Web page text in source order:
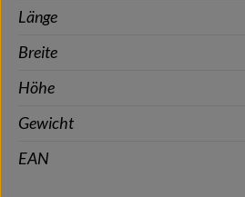
Länge
Breite
Höhe
Gewicht
EAN